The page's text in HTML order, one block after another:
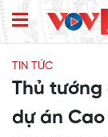
TIN TỨC
Thủ tướng
dự án